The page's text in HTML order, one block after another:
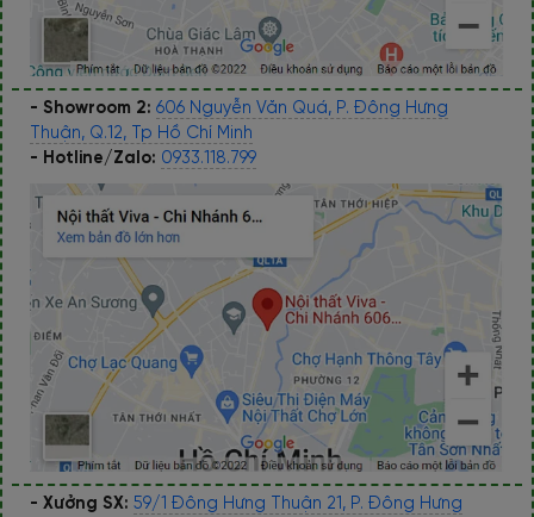
- Showroom 2: 606 Nguyễn Văn Quá, P. Đông Hưng
Thuận, Q.12, Tp Hồ Chí Minh
- Hotline/Zalo: 0933.118.799
- Xưởng SX: 59/1 Đông Hưng Thuận 21, P. Đông Hưng